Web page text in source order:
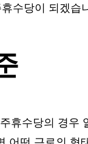
수당이 되겠습
휴수당의 경우